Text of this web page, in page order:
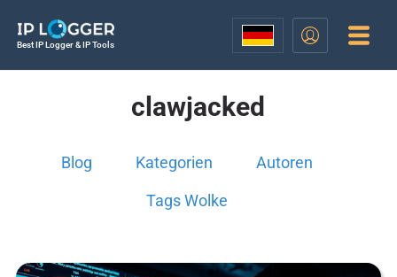
Best IP Logger & IP Tools
clawjacked
Blog Kategorien Autoren
Tags Wolke